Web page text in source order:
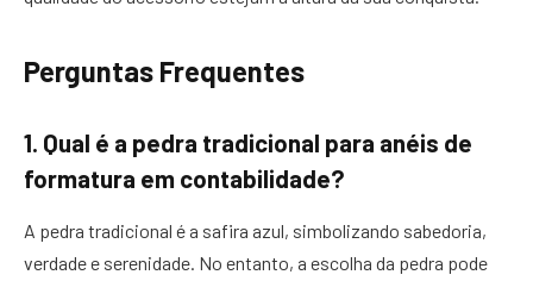
Perguntas Frequentes
1. Qual é a pedra tradicional para anéis de
formatura em contabilidade?
A pedra tradicional é a safira azul, simbolizando sabedoria,
verdade e serenidade. No entanto, a escolha da pedra pode